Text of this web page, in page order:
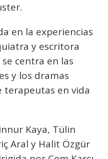
en la experiencias
y escritora
se centra en las
y los dramas
terapeutas en vida
Kaya, Tülin
Aral y Halit Özgür